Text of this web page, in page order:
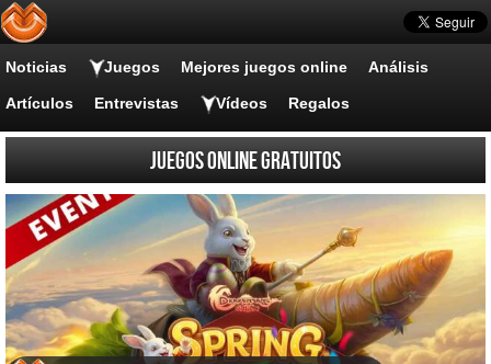
Noticias Juegos Mejores juegos online Análisis
Artículos Entrevistas Vídeos Regalos
Juegos online gratuitos